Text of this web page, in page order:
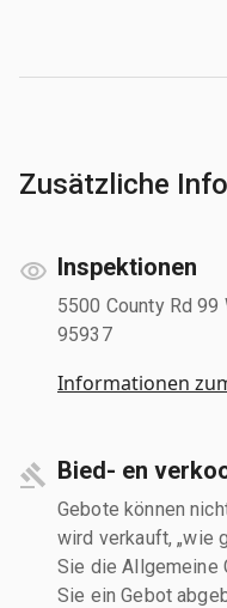
Zusätzliche
Inspektionen
5500 County Rd 99
95937
Informationen
Bied- en
Gebote können
wird verkauft, „wie
Sie die Allgemeine
Sie ein Gebot